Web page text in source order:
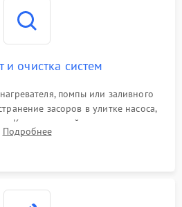
и очистка систем
помпы или заливного
засоров в улитке насоса,
Компонентный ремонт платы
поврежденной проводки.
Подробнее